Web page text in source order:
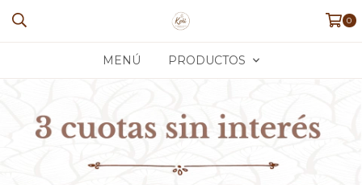
0
MENÚ PRODUCTOS